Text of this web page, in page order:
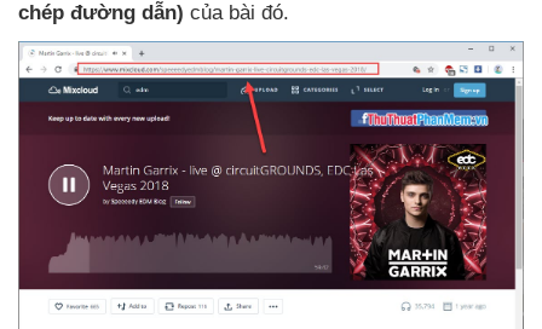
chép đường dẫn) của bài đó.